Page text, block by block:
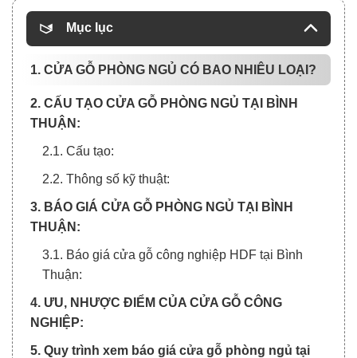
Mục lục
1. CỬA GỖ PHÒNG NGỦ CÓ BAO NHIÊU LOẠI?
2. CẤU TẠO CỬA GỖ PHÒNG NGỦ TẠI BÌNH
THUẬN:
2.1. Cấu tạo:
2.2. Thông số kỹ thuật:
3. BÁO GIÁ CỬA GỖ PHÒNG NGỦ TẠI BÌNH
THUẬN:
3.1. Báo giá cửa gỗ công nghiệp HDF tại Bình
Thuận:
4. ƯU, NHƯỢC ĐIỂM CỦA CỬA GỖ CÔNG
NGHIỆP:
5. Quy trình xem báo giá cửa gỗ phòng ngủ tại